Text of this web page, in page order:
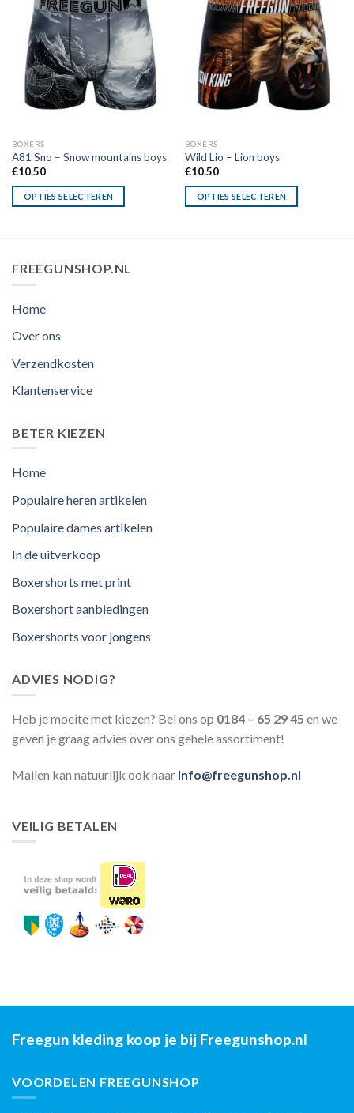
BOXERS
A81 Sno – Snow mountains boys
€10.50
OPTIES SELECTEREN
BOXERS
Wild Lio – Lion boys
€10.50
OPTIES SELECTEREN
FREEGUNSHOP.NL
Home
Over ons
Verzendkosten
Klantenservice
BETER KIEZEN
Home
Populaire heren artikelen
Populaire dames artikelen
In de uitverkoop
Boxershorts met print
Boxershort aanbiedingen
Boxershorts voor jongens
ADVIES NODIG?
Heb je moeite met kiezen? Bel ons op 0184 – 65 29 45 en we
geven je graag advies over ons gehele assortiment!
Mailen kan natuurlijk ook naar info@freegunshop.nl
VEILIG BETALEN
Freegun kleding koop je bij Freegunshop.nl
VOORDELEN FREEGUNSHOP